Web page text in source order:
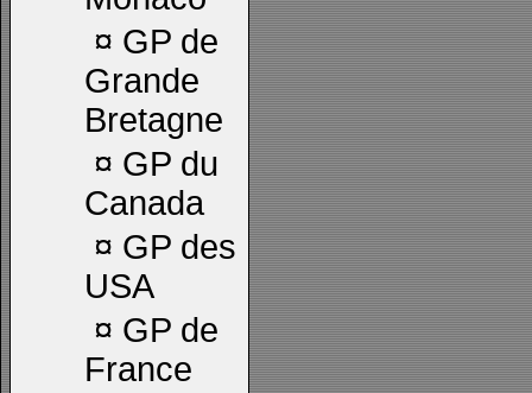
¤ GP de
Grande
Bretagne
¤ GP du
Canada
¤ GP des
USA
¤ GP de
France